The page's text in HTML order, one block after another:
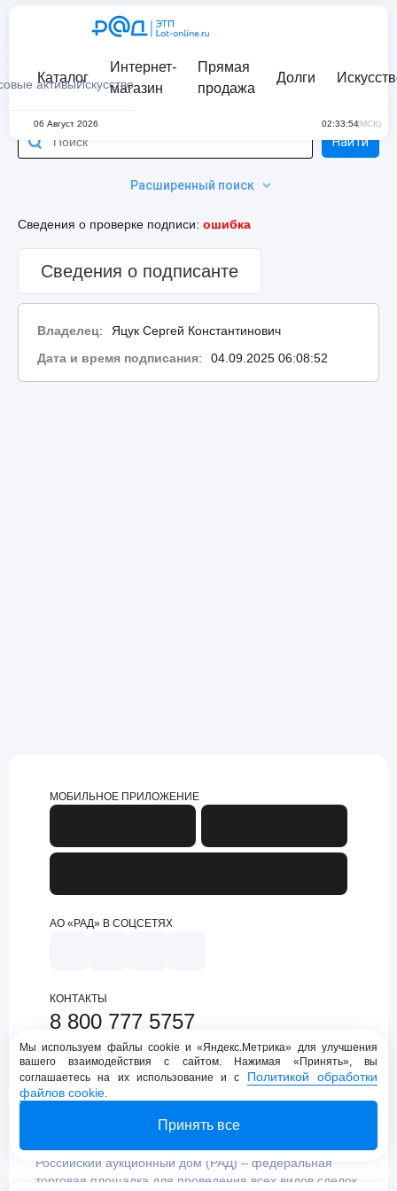
активыИскусство
Каталог
Интернет-
магазин
Прямая
продажа
Долги
06 Август 2026 02:33:54(МСК)
Расширенный поиск
Найти
Сведения о проверке подписи: ошибка
Сведения о подписанте
Владелец:
Яцук Сергей Константинович
Дата и время подписания: 04.09.2025 06:08:52
МОБИЛЬНОЕ ПРИЛОЖЕНИЕ
АО «РАД» В СОЦСЕТЯХ
КОНТАКТЫ
8 800 777 5757
support@lot-online.ru
Техническая поддержка
Российский аукционный дом (РАД) – федеральная
торговая площадка для проведения всех видов сделок
Мы используем файлы cookie и «Яндекс.Метрика» для улучшения
вашего взаимодействия с сайтом. Нажимая «Принять», вы
соглашаетесь на их использование и с Политикой обработки
файлов cookie.
Принять все